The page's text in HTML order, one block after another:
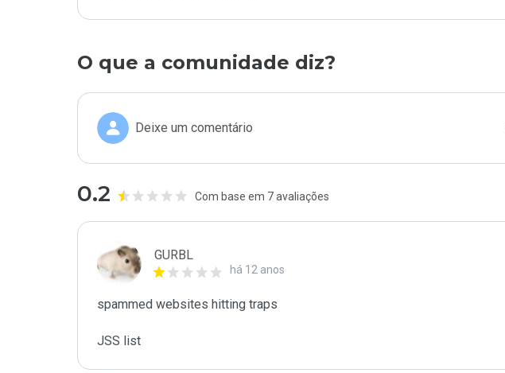
O que a comunidade diz?
Deixe um comentário
0.2 Com base em 7 avaliações
GURBL
há 12 anos
spammed websites hitting traps
JSS list